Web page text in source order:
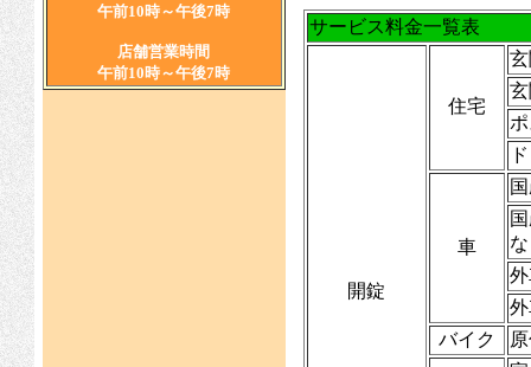
午前10時～午後7時
店舗営業時間
午前10時～午後7時
サービス料金一覧表
開錠
住宅
車
バイク